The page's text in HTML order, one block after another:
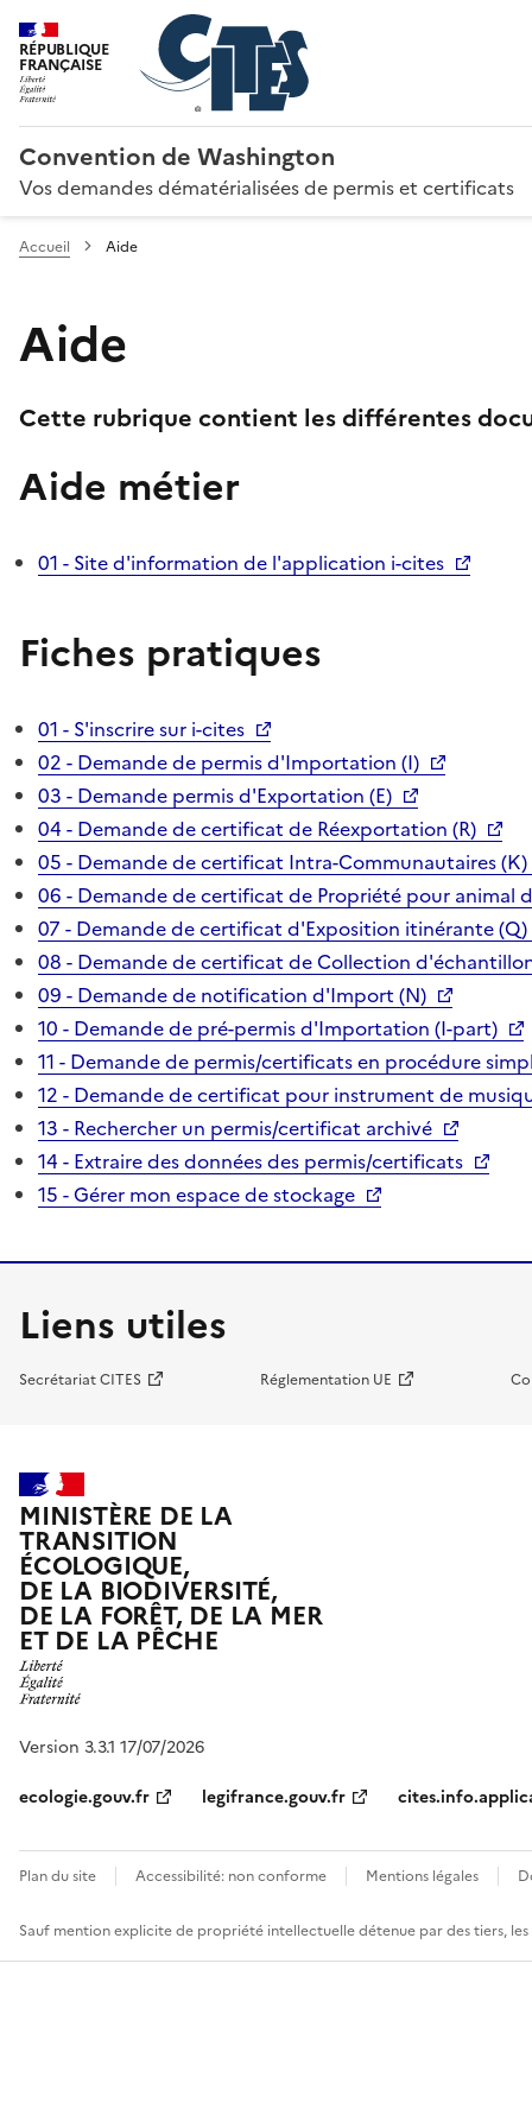
RÉPUBLIQUE
FRANÇAISE
Convention de Washington
Vos demandes dématérialisées de permis et certificats
Accueil Aide
Aide
Cette rubrique contient les différentes
Aide métier
01 - Site d'information de l'application i-cites
Fiches pratiques
01 - S'inscrire sur i-cites
02 - Demande de permis d'Importation (I)
03 - Demande permis d'Exportation (E)
04 - Demande de certificat de Réexportation (R)
05 - Demande de certificat Intra-Communautaires (K)
06 - Demande de certificat de Propriété pour animal
07 - Demande de certificat d'Exposition itinérante (Q)
08 - Demande de certificat de Collection
09 - Demande de notification d'Import (N)
10 - Demande de pré-permis d'Importation (I-part)
11 - Demande de permis/certificats en procédure
12 - Demande de certificat pour instrument de
13 - Rechercher un permis/certificat archivé
14 - Extraire des données des permis/certificats
15 - Gérer mon espace de stockage
Liens utiles
Secrétariat CITES Réglementation UE
MINISTÈRE DE LA
TRANSITION
ÉCOLOGIQUE,
DE LA BIODIVERSITÉ,
DE LA FORÊT, DE LA MER
ET DE LA PÊCHE
Version 3.3.1 17/07/2026
ecologie.gouv.fr
legifrance.gouv.fr
Plan du site Accessibilité: non conforme Mentions légales
Sauf mention explicite de propriété intellectuelle détenue par des tiers,